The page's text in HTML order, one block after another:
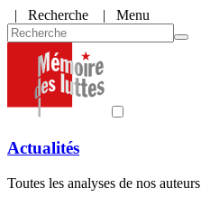
| Recherche | Menu
Actualités
Toutes les analyses de nos auteurs